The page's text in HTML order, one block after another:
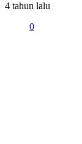
4 tahun lalu
0